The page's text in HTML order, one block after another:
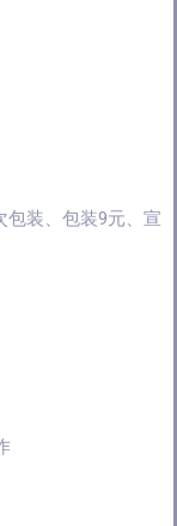
包装、包装9元、宣